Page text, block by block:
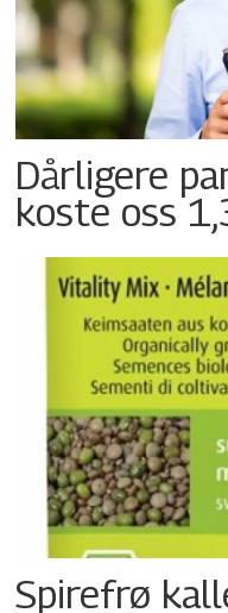
Dårligere
koste oss
Spirefrø